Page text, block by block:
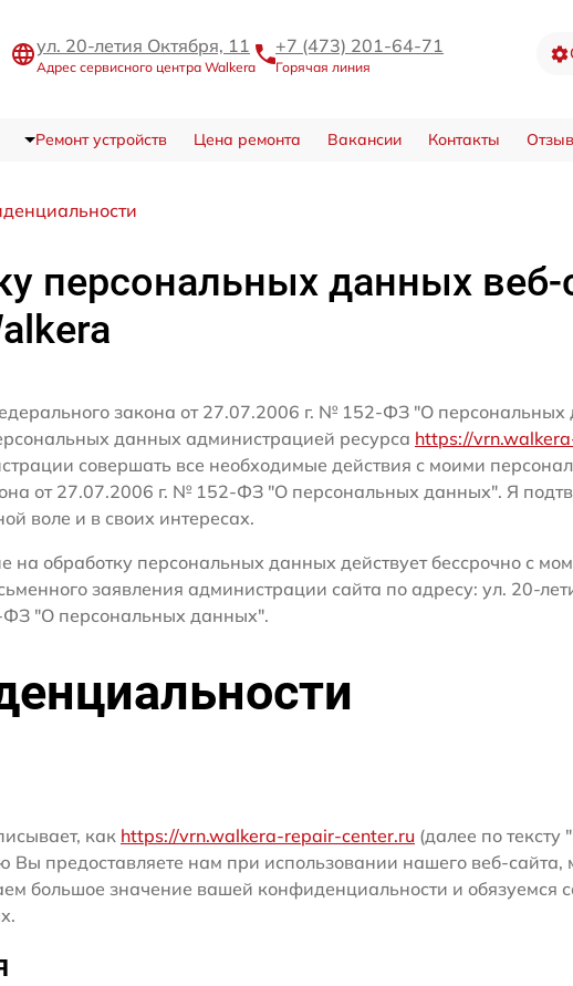
ул. 20-летия Октября, 11
Адрес сервисного центра Walkera
+7 (473) 201-64-71
Горячая линия
Ремонт устройств Цена ремонта Вакансии Контакты
персональных данных веб-
закона от 27.07.2006 г. № 152-ФЗ "О
данных администрацией ресурса https://
совершать все необходимые действия с моими
от 27.07.2006 г. № 152-ФЗ "О персональных данных". Я
воле и в своих интересах.
на обработку персональных данных действует бессрочно с
заявления администрации сайта по адресу: ул. 20-
"О персональных данных".
как https://vrn.walkera-repair-center.ru (далее по
предоставляете нам при использовании нашего веб-
большое значение вашей конфиденциальности и обязуемся